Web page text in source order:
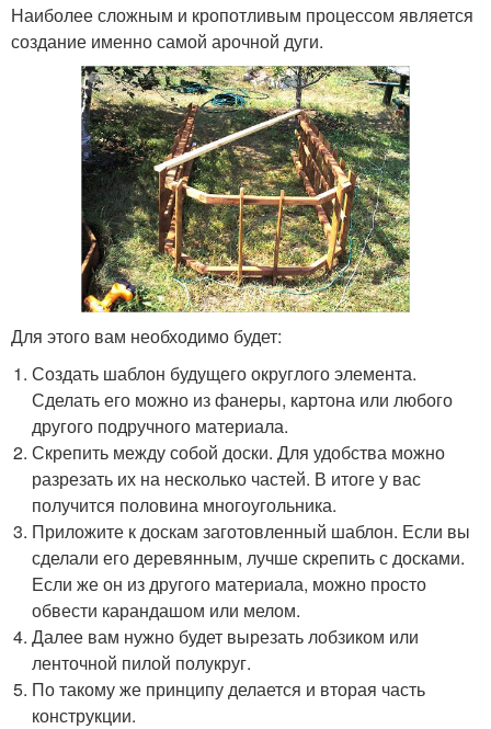
Наиболее сложным и кропотливым процессом является
создание именно самой арочной дуги.
Для этого вам необходимо будет:
Создать шаблон будущего округлого элемента.
Сделать его можно из фанеры, картона или любого
другого подручного материала.
Скрепить между собой доски. Для удобства можно
разрезать их на несколько частей. В итоге у вас
получится половина многоугольника.
Приложите к доскам заготовленный шаблон. Если вы
сделали его деревянным, лучше скрепить с досками.
Если же он из другого материала, можно просто
обвести карандашом или мелом.
Далее вам нужно будет вырезать лобзиком или
ленточной пилой полукруг.
По такому же принципу делается и вторая часть
конструкции.